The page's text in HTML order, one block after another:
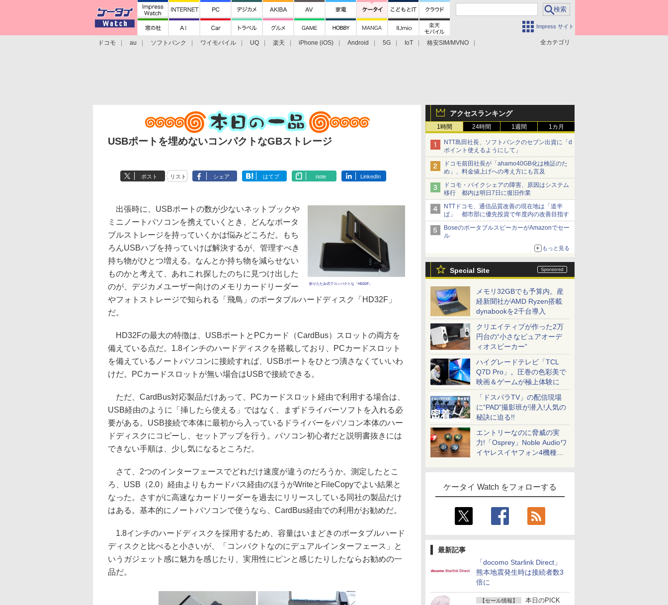
Impress サイト
全カテゴリ
ドコモ au ソフトバンク ワイモバイル UQ 楽天 iPhone (iOS) Android 5G IoT
格安SIM/MVNO
アクセスランキング
1時間 24時間 1週間 1カ月
NTT島田社長、ソフトバンクのセブン出資に「d
ポイント使えるようにして」
ドコモ前田社長が「ahamo40GB化は検証のた
め」、料金値上げへの考え方にも言及
ドコモ・バイクシェアの障害、原因はシステム
移行 都内は明日7日に復旧作業
NTTドコモ、通信品質改善の現在地は「道半
ば」 都市部に優先投資で年度内の改善目指す
BoseのポータブルスピーカーがAmazonでセー
ル
もっと見る
Special Site
メモリ32GBでも予算内。産
経新聞社がAMD Ryzen搭載
dynabookを2千台導入
クリエイティブが作った2万
円台の“小さなピュアオーデ
ィオスピーカー”
ハイグレードテレビ「TCL
Q7D Pro」。圧巻の色彩美で
映画＆ゲームが極上体験に
「ドスパラTV」の配信現場
に“PAD”撮影班が潜入!人気の
秘訣に迫る!!
エントリーなのに脅威の実
力!「Osprey」Noble Audioワ
イヤレスイヤフォン4機種を
ケータイ Watch をフォローする
最新記事
「docomo Starlink Direct」
熊本地震発生時は接続者数3
倍に
【セール情報】
本日のPICK
USBポートを埋めないコンパクトなGBストレージ
ポスト リスト シェア はてブ note LinkedIn
折りたたみ式でコンパクトな「HD32F」
出張時に、USBポートの数が少ないネットブックや
ミニノートパソコンを携えていくとき、どんなポータ
ブルストレージを持っていくかは悩みどころだ。もち
ろんUSBハブを持っていけば解決するが、管理すべき
持ち物がひとつ増える。なんとか持ち物を減らせない
ものかと考えて、あれこれ探したのちに見つけ出した
のが、デジカメユーザー向けのメモリカードリーダー
やフォトストレージで知られる「飛鳥」のポータブルハードディスク「HD32F」
だ。
HD32Fの最大の特徴は、USBポートとPCカード（CardBus）スロットの両方を
備えている点だ。1.8インチのハードディスクを搭載しており、PCカードスロット
を備えているノートパソコンに接続すれば、USBポートをひとつ潰さなくていいわ
けだ。PCカードスロットが無い場合はUSBで接続できる。
ただ、CardBus対応製品だけあって、PCカードスロット経由で利用する場合は、
USB経由のように「挿したら使える」ではなく、まずドライバーソフトを入れる必
要がある。USB接続で本体に最初から入っているドライバーをパソコン本体のハー
ドディスクにコピーし、セットアップを行う。パソコン初心者だと説明書抜きには
できない手順は、少し気になるところだ。
さて、2つのインターフェースでどれだけ速度が違うのだろうか。測定したとこ
ろ、USB（2.0）経由よりもカードバス経由のほうがWriteとFileCopyでよい結果と
なった。さすがに高速なカードリーダーを過去にリリースしている同社の製品だけ
はある。基本的にノートパソコンで使うなら、CardBus経由での利用がお勧めだ。
1.8インチのハードディスクを採用するため、容量はいまどきのポータブルハード
ディスクと比べると小さいが、「コンパクトなのにデュアルインターフェース」と
いうガジェット感に魅力を感じたり、実用性にピンと感じたりしたならお勧めの一
品だ。